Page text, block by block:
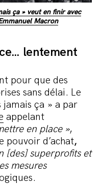
ça » veut en finir avec
Macron
lentement
pour que des
sans délai. Le
ça » a par
appelant
en place »,
pouvoir d’achat,
[des] superprofits et
mesures